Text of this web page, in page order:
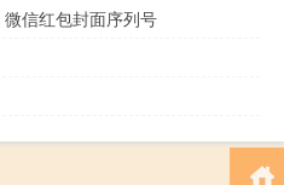
信红包封面序列号